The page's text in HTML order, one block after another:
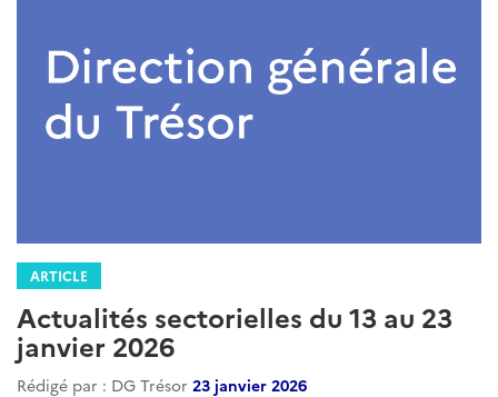
ARTICLE
Actualités sectorielles du 13 au 23
janvier 2026
Rédigé par : DG Trésor 23 janvier 2026